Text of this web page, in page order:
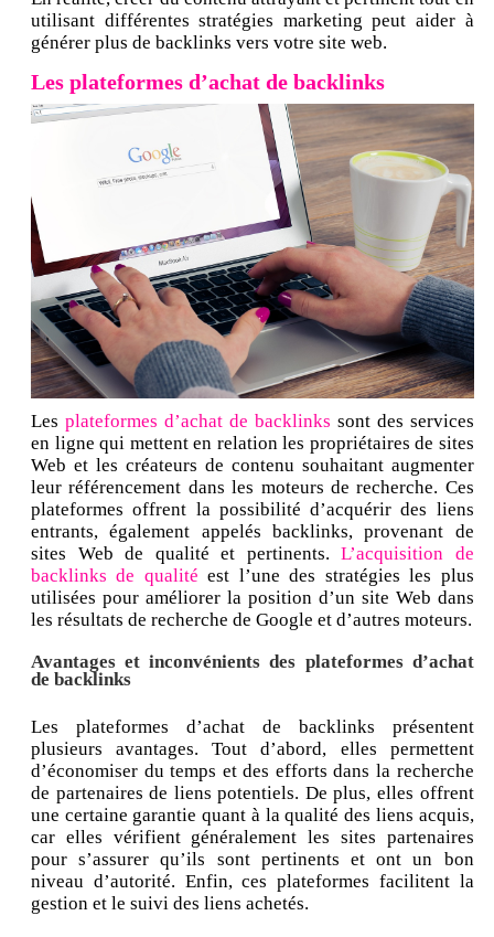
utilisant différentes stratégies marketing peut aider à
générer plus de backlinks vers votre site web.
Les plateformes d’achat de backlinks
Les plateformes d’achat de backlinks sont des services
en ligne qui mettent en relation les propriétaires de sites
Web et les créateurs de contenu souhaitant augmenter
leur référencement dans les moteurs de recherche. Ces
plateformes offrent la possibilité d’acquérir des liens
entrants, également appelés backlinks, provenant de
sites Web de qualité et pertinents.L’acquisition de
backlinks de qualité est l’une des stratégies les plus
utilisées pour améliorer la position d’un site Web dans
les résultats de recherche de Google et d’autres moteurs.
Avantages et inconvénients des plateformes d’achat
de backlinks
Les plateformes d’achat de backlinks présentent
plusieurs avantages. Tout d’abord, elles permettent
d’économiser du temps et des efforts dans la recherche
de partenaires de liens potentiels. De plus, elles offrent
une certaine garantie quant à la qualité des liens acquis,
car elles vérifient généralement les sites partenaires
pour s’assurer qu’ils sont pertinents et ont un bon
niveau d’autorité. Enfin, ces plateformes facilitent la
gestion et le suivi des liens achetés.